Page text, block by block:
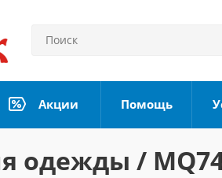
Акции Помощь
одежды /